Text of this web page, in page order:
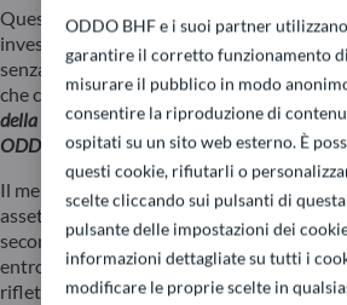
Questa iniziativa risponde all’evoluzione
investitori in termini di flessibilità,
senza rinunciare all’approccio di
che caratterizza ODDO BHF AM.“Si
della nostra offerta attuale”, afferma
ODDO BHF AM.
Il mercato europeo degli ETF attivi è in
asset in gestione sono più che
secondo le stime , potrebbero superare i
entro il 2030, rispetto agli attuali 60
riflette una crescente domanda da parte
ODDO BHF e i suoi partner
garantire il corretto funzionamento
misurare il pubblico in modo
consentire la riproduzione di
ospitati su un sito web esterno. È
questi cookie, rifiutarli o
scelte cliccando sui pulsanti di
pulsante delle impostazioni dei
informazioni dettagliate su tutti i
modificare le proprie scelte in